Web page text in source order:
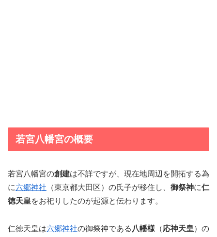
若宮八幡宮の概要
若宮八幡宮の創建は不詳ですが、現在地周辺を開拓する為
に六郷神社 （東京都大田区）の氏子が移住し、 御祭神に仁
徳天皇をお祀りしたのが起源と伝わります。
仁徳天皇は六郷神社の御祭神である 八幡様 （応神天皇）の